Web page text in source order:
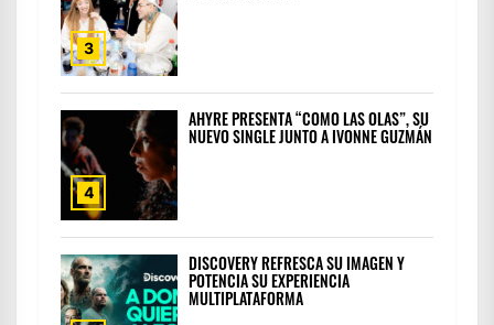
3
4
AHYRE PRESENTA “COMO LAS OLAS”, SU
NUEVO SINGLE JUNTO A IVONNE GUZMÁN
DISCOVERY REFRESCA SU IMAGEN Y
POTENCIA SU EXPERIENCIA
MULTIPLATAFORMA